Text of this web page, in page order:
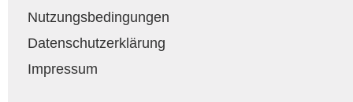
Nutzungsbedingungen
Datenschutzerklärung
Impressum